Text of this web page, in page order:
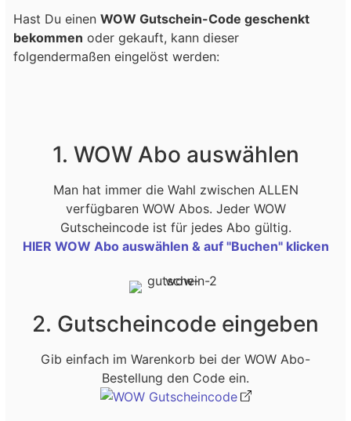
Hast Du einen WOW Gutschein-Code geschenkt
bekommen oder gekauft, kann dieser
folgendermaßen eingelöst werden:
1. WOW Abo auswählen
Man hat immer die Wahl zwischen ALLEN
verfügbaren WOW Abos. Jeder WOW
Gutscheincode ist für jedes Abo gültig.
HIER WOW Abo auswählen & auf "Buchen" klicken
2. Gutscheincode eingeben
Gib einfach im Warenkorb bei der WOW Abo-
Bestellung den Code ein.